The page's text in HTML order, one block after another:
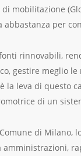
mobilitazione
abbastanza per
rinnovabili,
gestire meglio
la leva di questo
di un
di Milano,
amministrazioni,